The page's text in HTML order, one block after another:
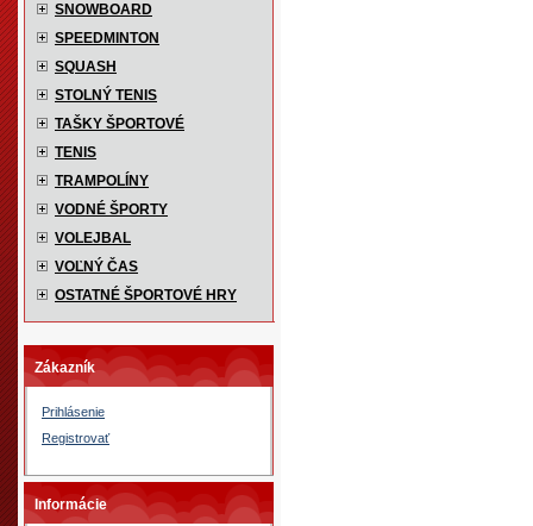
SNOWBOARD
SPEEDMINTON
SQUASH
STOLNÝ TENIS
TAŠKY ŠPORTOVÉ
TENIS
TRAMPOLÍNY
VODNÉ ŠPORTY
VOLEJBAL
VOĽNÝ ČAS
OSTATNÉ ŠPORTOVÉ HRY
Zákazník
Prihlásenie
Registrovať
Informácie